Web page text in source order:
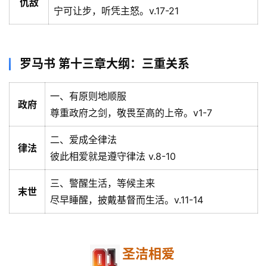
仇敌
宁可让步，听凭主怒。v.17-21
罗马书 第十三章大纲：三重关系
政府
一、有原则地顺服
尊重政府之剑，敬畏至高的上帝。v1-7
律法
二、爱成全律法
彼此相爱就是遵守律法 v.8-10
末世
三、警醒生活，等候主来
尽早睡醒，披戴基督而生活。v.11-14
圣洁相爱